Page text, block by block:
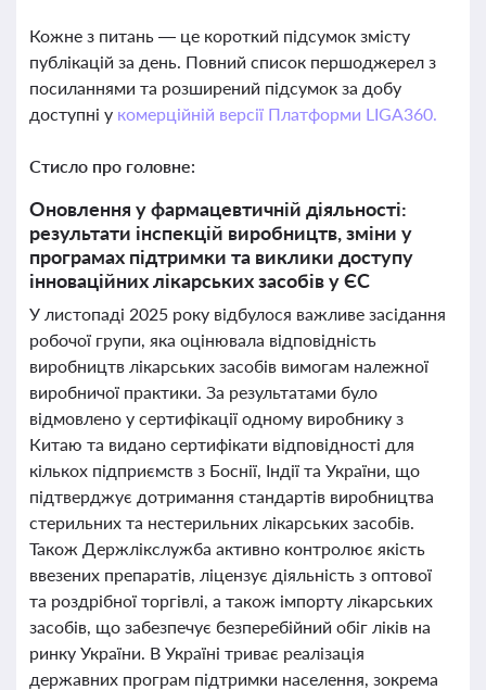
Кожне з питань — це короткий підсумок змісту
публікацій за день. Повний список першоджерел з
посиланнями та розширений підсумок за добу
доступні у комерційній версії Платформи LIGA360.
Стисло про головне:
Оновлення у фармацевтичній діяльності:
результати інспекцій виробництв, зміни у
програмах підтримки та виклики доступу
інноваційних лікарських засобів у ЄС
У листопаді 2025 року відбулося важливе засідання
робочої групи, яка оцінювала відповідність
виробництв лікарських засобів вимогам належної
виробничої практики. За результатами було
відмовлено у сертифікації одному виробнику з
Китаю та видано сертифікати відповідності для
кількох підприємств з Боснії, Індії та України, що
підтверджує дотримання стандартів виробництва
стерильних та нестерильних лікарських засобів.
Також Держлікслужба активно контролює якість
ввезених препаратів, ліцензує діяльність з оптової
та роздрібної торгівлі, а також імпорту лікарських
засобів, що забезпечує безперебійний обіг ліків на
ринку України. В Україні триває реалізація
державних програм підтримки населення, зокрема